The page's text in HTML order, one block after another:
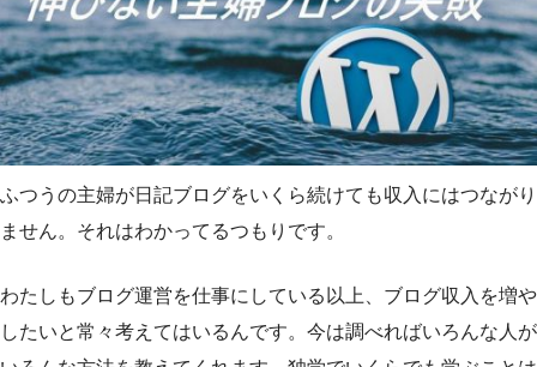
ふつうの主婦が日記ブログをいくら続けても収入にはつながり
ません。それはわかってるつもりです。
わたしもブログ運営を仕事にしている以上、ブログ収入を増や
したいと常々考えてはいるんです。今は調べればいろんな人が